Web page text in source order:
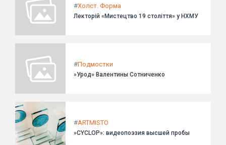
#Холст. Форма
Лекторій «Мистецтво 19 століття» у НХМУ
#Подмостки
»Урод» Валентины Сотниченко
#ARTMISTO
»CYCLOP»: видеопоэзия высшей пробы